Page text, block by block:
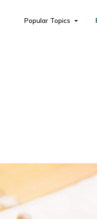
Popular Topics